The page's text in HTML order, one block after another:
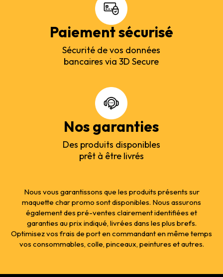
Paiement sécurisé
Sécurité de vos données
bancaires via 3D Secure
Nos garanties
Des produits disponibles
prêt à être livrés
Nous vous garantissons que les produits présents sur
maquette char promo sont disponibles. Nous assurons
également des pré-ventes clairement identifiées et
garanties au prix indiqué, livrées dans les plus brefs.
Optimisez vos frais de port en commandant en même temps
vos consommables, colle, pinceaux, peintures et autres.